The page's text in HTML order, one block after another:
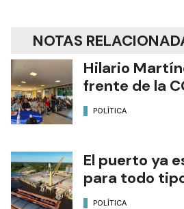
NOTAS
Hilario
frente de la
POLÍTICA
El puerto ya
para todo
POLÍTICA